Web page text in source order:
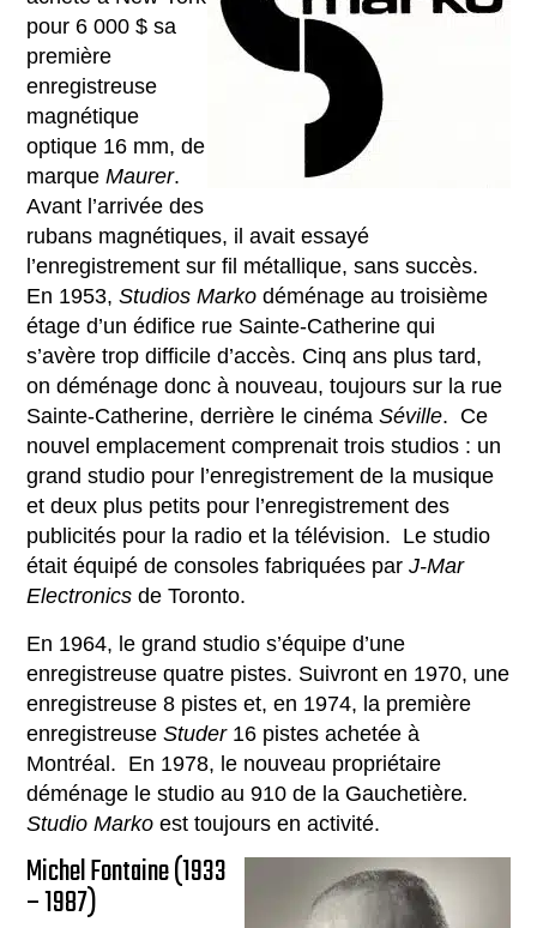
pour 6 000 $ sa
première
enregistreuse
magnétique
optique 16 mm, de
marqueMaurer.
Avant l’arrivée des
rubans magnétiques, il avait essayé
l’enregistrement sur fil métallique, sans succès.
En 1953,Studios Marko déménage au troisième
étage d’un édifice rue Sainte-Catherine qui
s’avère trop difficile d’accès. Cinq ans plus tard,
on déménage donc à nouveau, toujours sur la rue
Sainte-Catherine, derrière le cinémaSéville. Ce
nouvel emplacement comprenait trois studios : un
grand studio pour l’enregistrement de la musique
et deux plus petits pour l’enregistrement des
publicités pour la radio et la télévision. Le studio
était équipé de consoles fabriquées parJ-Mar
Electronicsde Toronto.
En 1964, le grand studio s’équipe d’une
enregistreuse quatre pistes. Suivront en 1970, une
enregistreuse 8 pistes et, en 1974, la première
enregistreuseStuder16 pistes achetée à
Montréal. En 1978, le nouveau propriétaire
déménage le studio au 910 de la Gauchetière.
Studio Marko est toujours en activité.
Michel Fontaine (1933
– 1987)